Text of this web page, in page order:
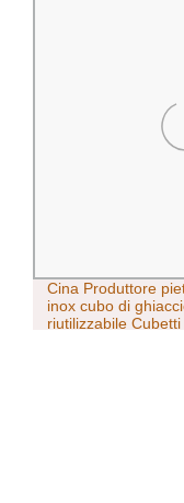
Cina Produttore
inox cubo di
riutilizzabile